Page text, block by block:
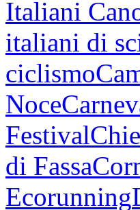
Italiani
italiani di
ciclismo
Noce
Festival
di Fassa
Ecorunning